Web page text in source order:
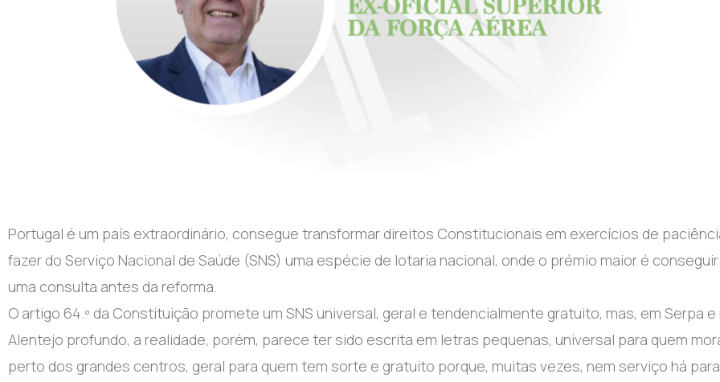
Portugal é um país extraordinário, consegue transformar direitos Constitucionais em exercícios de
fazer do Serviço Nacional de Saúde (SNS) uma espécie de lotaria nacional, onde o prémio maior é conseguir
uma consulta antes da reforma.
O artigo 64.º da Constituição promete um SNS universal, geral e tendencialmente gratuito, mas, em Serpa e
Alentejo profundo, a realidade, porém, parece ter sido escrita em letras pequenas, universal para quem
perto dos grandes centros, geral para quem tem sorte e gratuito porque, muitas vezes, nem serviço há para